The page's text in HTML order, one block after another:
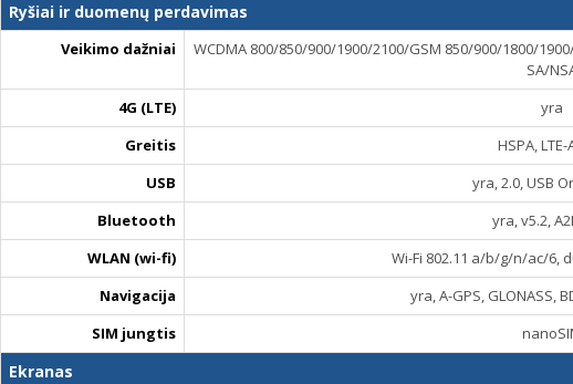
Ryšiai ir duomenų perdavimas
Veikimo dažniai
WCDMA 800/850/900/1900/2100/GSM 850/900/1800/1900/
SA/
4G (LTE)
yra
Greitis
HSPA, LTE-
USB
yra, 2.0, USB
Bluetooth
yra, v5.2,
WLAN (wi-fi)
Wi-Fi 802.11 a/b/g/n/ac/6,
Navigacija
yra, A-GPS, GLONASS,
SIM jungtis
Ekranas